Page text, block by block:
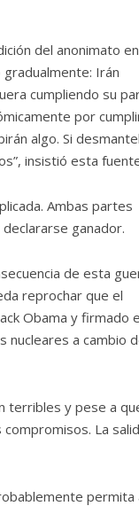
del anonimato en
Irán
cumpliendo su
por
algo. Si
insistió esta
Ambas partes
ganador.
de esta
reprochar que el
Obama y firmado
nucleares a cambio
terribles y pese a
La
permita